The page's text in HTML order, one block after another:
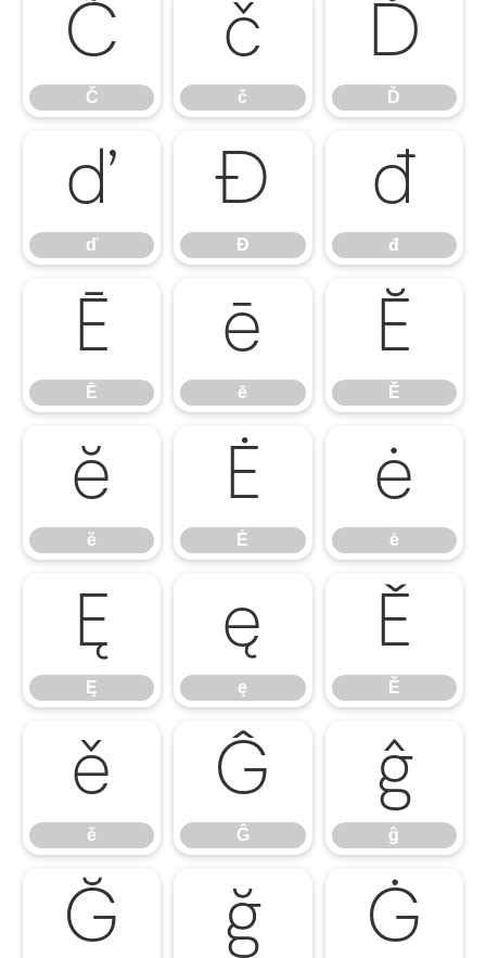
Č
Č
č
č
Ď
Ď
ď
ď
Đ
Đ
đ
đ
Ē
Ē
ē
ē
Ĕ
Ĕ
ĕ
ĕ
Ė
Ė
ė
ė
Ę
Ę
ę
ę
Ě
Ě
ě
ě
Ĝ
Ĝ
ĝ
ĝ
Ğ ğ Ġ